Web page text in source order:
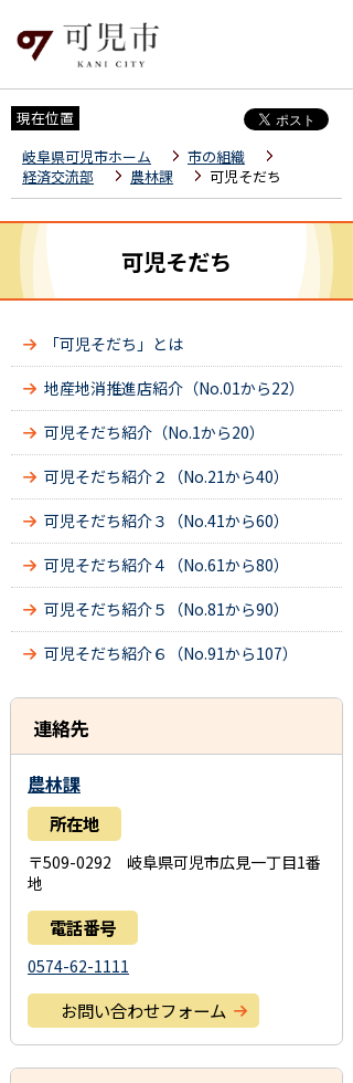
現在位置
岐阜県可児市ホーム
市の組織
経済交流部
農林課 可児そだち
可児そだち
「可児そだち」とは
地産地消推進店紹介（No.01から22）
可児そだち紹介（No.1から20）
可児そだち紹介２（No.21から40）
可児そだち紹介３（No.41から60）
可児そだち紹介４（No.61から80）
可児そだち紹介５（No.81から90）
可児そだち紹介６（No.91から107）
連絡先
農林課
所在地
〒509-0292 岐阜県可児市広見一丁目1番
地
電話番号
0574-62-1111
お問い合わせフォーム